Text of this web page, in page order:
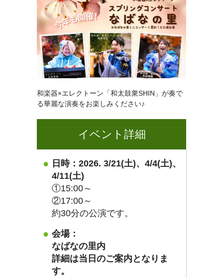
和楽器×エレクトーン「和太鼓衆SHIN」 が奏で
る華麗な演奏をお楽しみください♪
イベント詳細
日時：2026. 3/21(土)、4/4(土)、
4/11(土)
①15:00～
②17:00～
約30分の公演です。
会場：
なばなの里内
詳細は当日のご案内となりま
す。